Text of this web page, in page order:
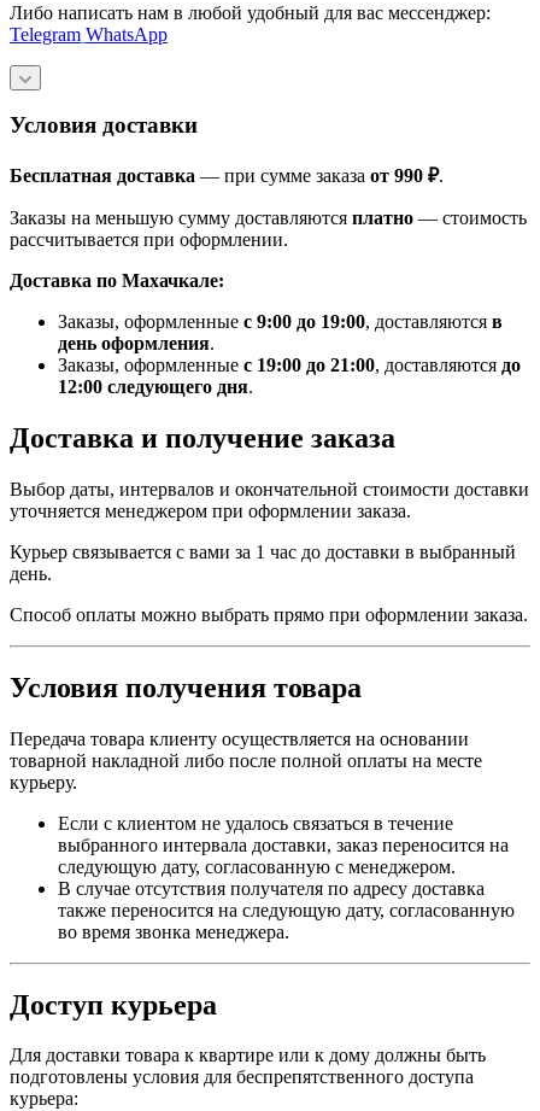
Либо написать нам в любой удобный для вас мессенджер:
Telegram WhatsApp
Условия доставки
Бесплатная доставка — при сумме заказа от 990 ₽.
Заказы на меньшую сумму доставляются платно — стоимость
рассчитывается при оформлении.
Доставка по Махачкале:
Заказы, оформленные с 9:00 до 19:00, доставляются в
день оформления.
Заказы, оформленные с 19:00 до 21:00, доставляются до
12:00 следующего дня.
Доставка и получение заказа
Выбор даты, интервалов и окончательной стоимости доставки
уточняется менеджером при оформлении заказа.
Курьер связывается с вами за 1 час до доставки в выбранный
день.
Способ оплаты можно выбрать прямо при оформлении заказа.
Условия получения товара
Передача товара клиенту осуществляется на основании
товарной накладной либо после полной оплаты на месте
курьеру.
Если с клиентом не удалось связаться в течение
выбранного интервала доставки, заказ переносится на
следующую дату, согласованную с менеджером.
В случае отсутствия получателя по адресу доставка
также переносится на следующую дату, согласованную
во время звонка менеджера.
Доступ курьера
Для доставки товара к квартире или к дому должны быть
подготовлены условия для беспрепятственного доступа
курьера: